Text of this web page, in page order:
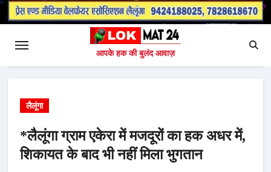
आपके हक की बुलंद आवाज़
लैलूंगा
*लैलूंगा ग्राम एकेरा में मजदूरों का हक अधर में,
शिकायत के बाद भी नहीं मिला भुगतान